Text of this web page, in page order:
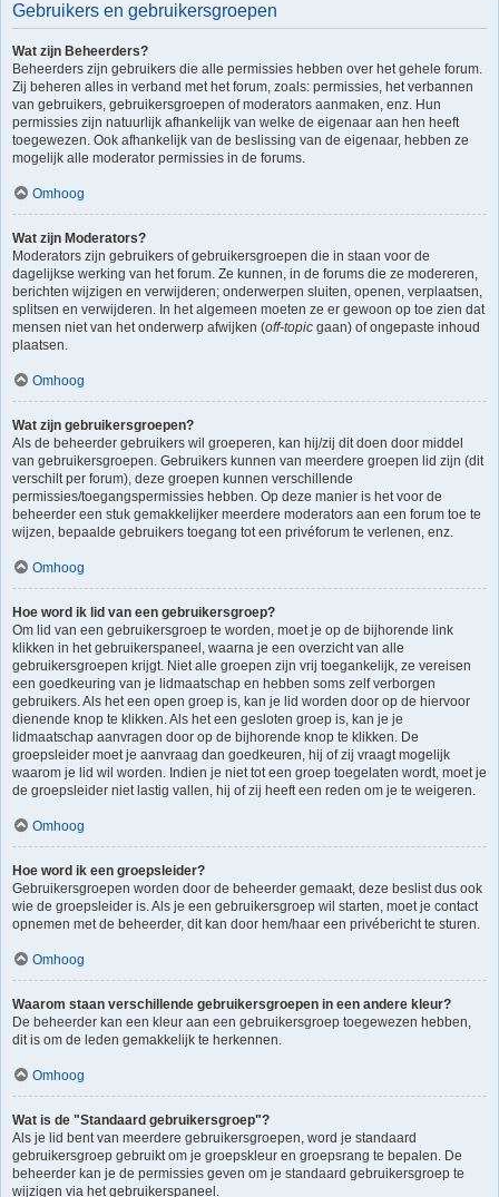
Gebruikers en gebruikersgroepen
Wat zijn Beheerders?
Beheerders zijn gebruikers die alle permissies hebben over het gehele forum.
Zij beheren alles in verband met het forum, zoals: permissies, het verbannen
van gebruikers, gebruikersgroepen of moderators aanmaken, enz. Hun
permissies zijn natuurlijk afhankelijk van welke de eigenaar aan hen heeft
toegewezen. Ook afhankelijk van de beslissing van de eigenaar, hebben ze
mogelijk alle moderator permissies in de forums.
Omhoog
Wat zijn Moderators?
Moderators zijn gebruikers of gebruikersgroepen die in staan voor de
dagelijkse werking van het forum. Ze kunnen, in de forums die ze modereren,
berichten wijzigen en verwijderen; onderwerpen sluiten, openen, verplaatsen,
splitsen en verwijderen. In het algemeen moeten ze er gewoon op toe zien dat
mensen niet van het onderwerp afwijken (off-topic gaan) of ongepaste inhoud
plaatsen.
Omhoog
Wat zijn gebruikersgroepen?
Als de beheerder gebruikers wil groeperen, kan hij/zij dit doen door middel
van gebruikersgroepen. Gebruikers kunnen van meerdere groepen lid zijn (dit
verschilt per forum), deze groepen kunnen verschillende
permissies/toegangspermissies hebben. Op deze manier is het voor de
beheerder een stuk gemakkelijker meerdere moderators aan een forum toe te
wijzen, bepaalde gebruikers toegang tot een privéforum te verlenen, enz.
Omhoog
Hoe word ik lid van een gebruikersgroep?
Om lid van een gebruikersgroep te worden, moet je op de bijhorende link
klikken in het gebruikerspaneel, waarna je een overzicht van alle
gebruikersgroepen krijgt. Niet alle groepen zijn vrij toegankelijk, ze vereisen
een goedkeuring van je lidmaatschap en hebben soms zelf verborgen
gebruikers. Als het een open groep is, kan je lid worden door op de hiervoor
dienende knop te klikken. Als het een gesloten groep is, kan je je
lidmaatschap aanvragen door op de bijhorende knop te klikken. De
groepsleider moet je aanvraag dan goedkeuren, hij of zij vraagt mogelijk
waarom je lid wil worden. Indien je niet tot een groep toegelaten wordt, moet je
de groepsleider niet lastig vallen, hij of zij heeft een reden om je te weigeren.
Omhoog
Hoe word ik een groepsleider?
Gebruikersgroepen worden door de beheerder gemaakt, deze beslist dus ook
wie de groepsleider is. Als je een gebruikersgroep wil starten, moet je contact
opnemen met de beheerder, dit kan door hem/haar een privébericht te sturen.
Omhoog
Waarom staan verschillende gebruikersgroepen in een andere kleur?
De beheerder kan een kleur aan een gebruikersgroep toegewezen hebben,
dit is om de leden gemakkelijk te herkennen.
Omhoog
Wat is de "Standaard gebruikersgroep"?
Als je lid bent van meerdere gebruikersgroepen, word je standaard
gebruikersgroep gebruikt om je groepskleur en groepsrang te bepalen. De
beheerder kan je de permissies geven om je standaard gebruikersgroep te
wijzigen via het gebruikerspaneel.